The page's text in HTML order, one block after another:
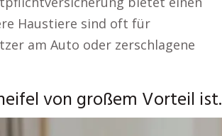
Haustiere sind oft für
am Auto oder zerschlagene
von großem Vorteil ist.